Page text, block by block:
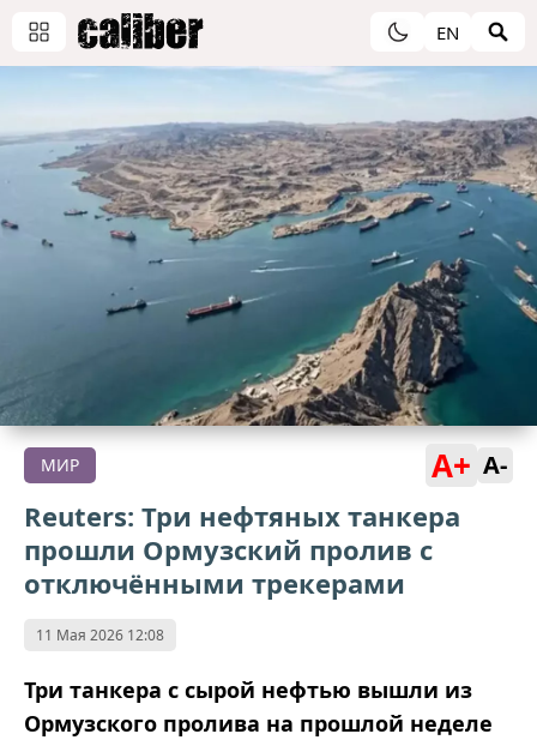
EN
МИР A+ A-
Reuters: Три нефтяных танкера
прошли Ормузский пролив с
отключёнными трекерами
11 Мая 2026 12:08
Три танкера с сырой нефтью вышли из
Ормузского пролива на прошлой неделе